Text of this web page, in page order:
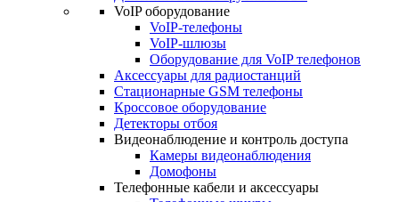
VoIP оборудование
VoIP-телефоны
VoIP-шлюзы
Оборудование для VoIP телефонов
Аксессуары для радиостанций
Стационарные GSM телефоны
Кроссовое оборудование
Детекторы отбоя
Видеонаблюдение и контроль доступа
Камеры видеонаблюдения
Домофоны
Телефонные кабели и аксессуары